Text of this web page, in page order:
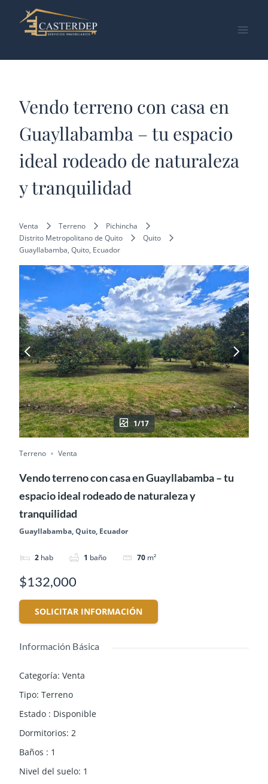
contenido
Vendo terreno con casa en
Guayllabamba – tu espacio
ideal rodeado de naturaleza
y tranquilidad
Venta Terreno
Pichincha
Distrito Metropolitano de Quito
Quito
Guayllabamba, Quito, Ecuador
1/17
Terreno Venta
Vendo terreno con casa en Guayllabamba – tu
espacio ideal rodeado de naturaleza y
tranquilidad
Guayllabamba, Quito, Ecuador
2 hab 1 baño 70 m²
$132,000
SOLICITAR INFORMACIÓN
Información Básica
Categoría: Venta
Tipo: Terreno
Estado : Disponible
Dormitorios: 2
Baños : 1
Nivel del suelo: 1